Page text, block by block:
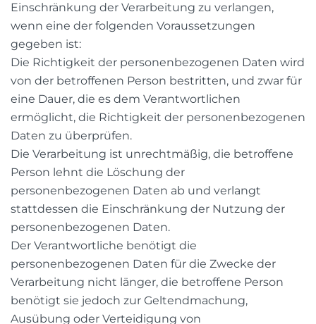
Einschränkung der Verarbeitung zu verlangen,
wenn eine der folgenden Voraussetzungen
gegeben ist:
Die Richtigkeit der personenbezogenen Daten wird
von der betroffenen Person bestritten, und zwar für
eine Dauer, die es dem Verantwortlichen
ermöglicht, die Richtigkeit der personenbezogenen
Daten zu überprüfen.
Die Verarbeitung ist unrechtmäßig, die betroffene
Person lehnt die Löschung der
personenbezogenen Daten ab und verlangt
stattdessen die Einschränkung der Nutzung der
personenbezogenen Daten.
Der Verantwortliche benötigt die
personenbezogenen Daten für die Zwecke der
Verarbeitung nicht länger, die betroffene Person
benötigt sie jedoch zur Geltendmachung,
Ausübung oder Verteidigung von